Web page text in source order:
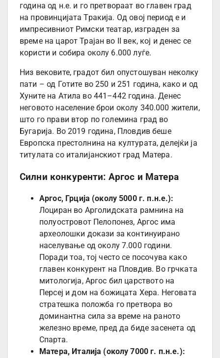
година од н.е. и го претвораат во главен град
на провинцијата Тракија. Од овој период е и
импресивниот Римски театар, изграден за
време на царот Трајан во II век, кој и денес се
користи и собира околу 6.000 луѓе.
Низ вековите, градот бил опустошуван неколку
пати – од Готите во 250 и 251 година, како и од
Хуните на Атила во 441–442 година. Денес
неговото население брои околу 340.000 жители,
што го прави втор по големина град во
Бугарија. Во 2019 година, Пловдив беше
Европска престолнина на културата, делејќи ја
титулата со италијанскиот град Матера.
Силни конкуренти: Аргос и Матера
Аргос, Грција (околу 5000 г. п.н.е.):
Лоциран во Арголидската рамнина на
полуостровот Пелопонез, Аргос има
археолошки докази за континуирано
населување од околу 7.000 години.
Поради тоа, тој често се посочува како
главен конкурент на Пловдив. Во грчката
митологија, Аргос бил царството на
Персеј и дом на божицата Хера. Неговата
стратешка положба го претвора во
доминантна сила за време на раното
железно време, пред да биде засенета од
Спарта.
Матера, Италија (околу 7000 г. п.н.е.):